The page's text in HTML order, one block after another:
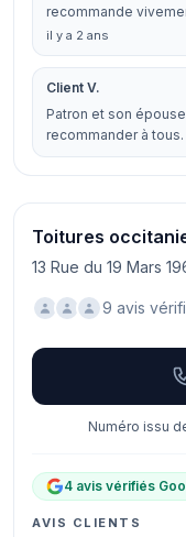
recommande
il y a 2 ans
Client V.
Patron et son
recommander à
Toitures
13 Rue du 19 Mars
9 avis
Numéro issu
4 avis vérifiés
AVIS CLIENTS